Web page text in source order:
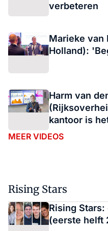
verbeteren
Marieke van
Holland):
Harm van
kantoor is
MEER VIDEOS
Rising Stars
Rising
(eerste helft